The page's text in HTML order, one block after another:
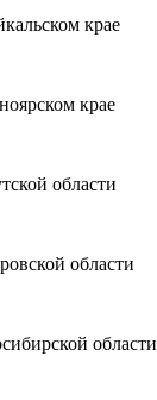
крае
крае
области
области
области